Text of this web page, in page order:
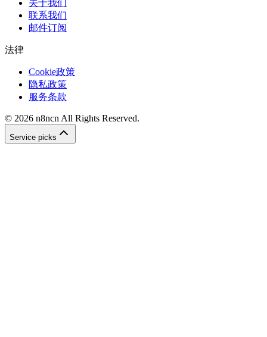
关于我们
联系我们
邮件订阅
法律
Cookie政策
隐私政策
服务条款
© 2026 n8ncn All Rights Reserved.
Service picks